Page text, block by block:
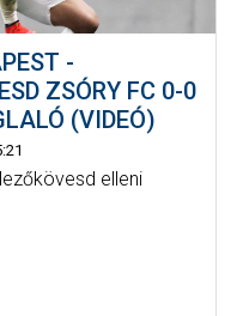
-
ZSÓRY FC 0-0
(VIDEÓ)
elleni